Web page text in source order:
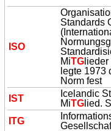
ISO
Standards
MiTG
legte 1973
Norm fest
IST
Icelandic
MiTG lied.
ITG